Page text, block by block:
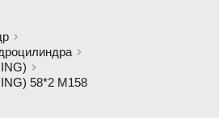
58*2 M158